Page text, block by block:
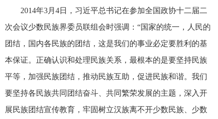
2014年3月4日，习近平总书记在参加全国政协十二届二
次会议少数民族界委员联组会时强调：“国家的统一，人民的
团结，国内各民族的团结，这是我们的事业必定要胜利的基
本保证。正确认识和处理民族关系，最根本的是要坚持民族
平等，加强民族团结，推动民族互助，促进民族和谐。我们
要坚持各民族共同团结奋斗、共同繁荣发展的主题，深入开
展民族团结宣传教育，牢固树立汉族离不开少数民族、少数